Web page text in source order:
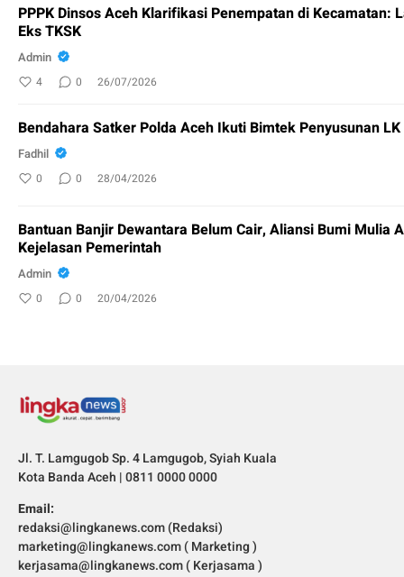
PPPK Dinsos Aceh Klarifikasi Penempatan di Kecamatan:
Eks TKSK
Admin
4 0 26/07/2026
Bendahara Satker Polda Aceh Ikuti Bimtek Penyusunan LK
Fadhil
0 0 28/04/2026
Bantuan Banjir Dewantara Belum Cair, Aliansi Bumi Mulia
Kejelasan Pemerintah
Admin
0 0 20/04/2026
Jl. T. Lamgugob Sp. 4 Lamgugob, Syiah Kuala
Kota Banda Aceh | 0811 0000 0000
Email:
redaksi@lingkanews.com (Redaksi)
marketing@lingkanews.com ( Marketing )
kerjasama@lingkanews.com ( Kerjasama )